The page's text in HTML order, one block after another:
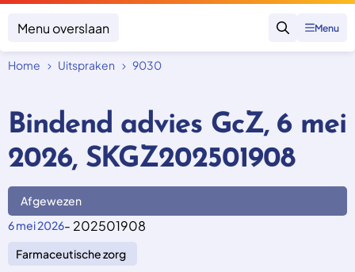
Menu overslaan
Zoeken
Menu
Onderwerpen
Zorgverzekering afsluiten
Zorgverzekering betalen
Vergoeding van zorg
Zorg in het buitenland
Nieuw in Nederland
Geen zorgverzekering
Focus en impact
Uitspraken
Trainingen
Home Uitspraken 9030
Bindend advies GcZ, 6 mei
2026, SKGZ202501908
Afgewezen
6 mei 2026- 202501908
Farmaceutische zorg